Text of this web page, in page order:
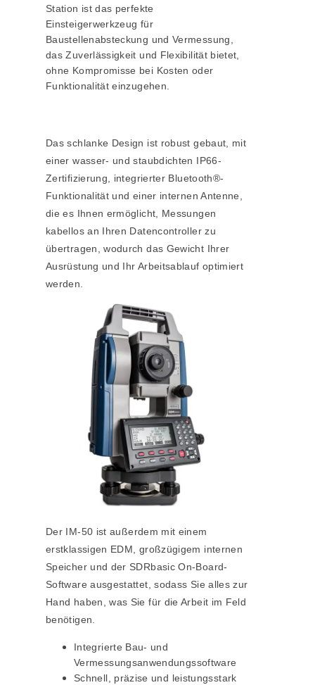
Station ist das perfekte
Einsteigerwerkzeug für
Baustellenabsteckung und Vermessung,
das Zuverlässigkeit und Flexibilität bietet,
ohne Kompromisse bei Kosten oder
Funktionalität einzugehen.
Das schlanke Design ist robust gebaut, mit
einer wasser- und staubdichten IP66-
Zertifizierung, integrierter Bluetooth®-
Funktionalität und einer internen Antenne,
die es Ihnen ermöglicht, Messungen
kabellos an Ihren Datencontroller zu
übertragen, wodurch das Gewicht Ihrer
Ausrüstung und Ihr Arbeitsablauf optimiert
werden.
Der IM-50 ist außerdem mit einem
erstklassigen EDM, großzügigem internen
Speicher und der SDRbasic On-Board-
Software ausgestattet, sodass Sie alles zur
Hand haben, was Sie für die Arbeit im Feld
benötigen.
Integrierte Bau- und
Vermessungsanwendungssoftware
Schnell, präzise und leistungsstark